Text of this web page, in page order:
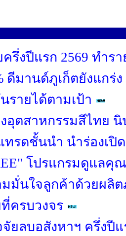
ครึ่งปีแรก 2569 ทำร
ดีมานด์ภูเก็ตยังแกร่
รายได้ตามเป้า
อุตสาหกรรมสีไทย
ทรดชั้นนำ นำร่องเปิ
โปรแกรมดูแล
มมั่นใจลูกค้าด้วยผ
ครบวงจร
ยลบอสังหาฯ ครึ่งปี